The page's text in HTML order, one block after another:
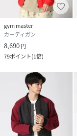
gym master
カーディガン
8,690円
79ポイント(1倍)